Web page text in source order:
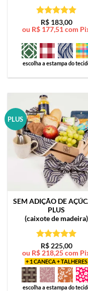
Avaliação5
de 5
R$183,00
ou R$ 177,51com
escolha a estampa do
PLUS
SEM ADIÇÃO DE
PLUS
(caixote de madeira)
Avaliação5
de 5
R$225,00
ou R$ 218,25com
+ 1 CANECA + TALHERES
escolha a estampa do